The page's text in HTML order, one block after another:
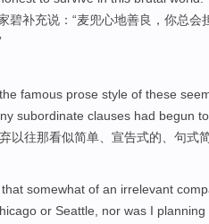
碧补充说 ：“麦兜心地善良， 你总会
the famous prose style of these
subordinate clauses had begun to
以往那看似简单 宣告式的 句式
somewhat of an irrelevant
or Seattle, nor was I planning